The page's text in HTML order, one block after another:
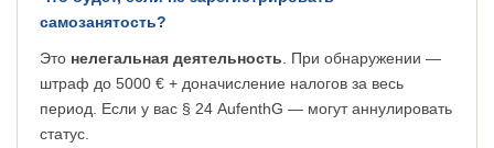
самозанятость?
Это нелегальная деятельность . При обнаружении —
штраф до 5000 € + доначисление налогов за весь
период. Если у вас § 24 AufenthG — могут аннулировать
статус.